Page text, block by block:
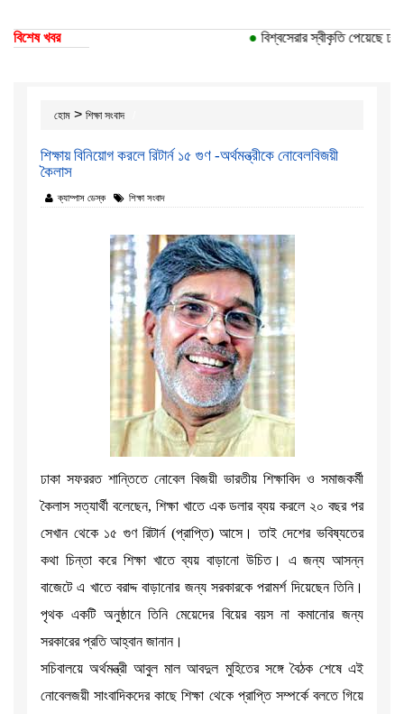
বিশেষ খবর বিশ্বসেরার স্বীকৃতি পেয়েছে ঢাকা
হোম > শিক্ষা সংবাদ
শিক্ষায় বিনিয়োগ করলে রিটার্ন ১৫ গুণ -অর্থমন্ত্রীকে নোবেলবিজয়ী
কৈলাস
ক্যাম্পাস ডেস্ক শিক্ষা সংবাদ
ঢাকা সফররত শান্তিতে নোবেল বিজয়ী ভারতীয় শিক্ষাবিদ ও সমাজকর্মী
কৈলাস সত্যার্থী বলেছেন, শিক্ষা খাতে এক ডলার ব্যয় করলে ২০ বছর পর
সেখান থেকে ১৫ গুণ রিটার্ন (প্রাপ্তি) আসে। তাই দেশের ভবিষ্যতের
কথা চিন্তা করে শিক্ষা খাতে ব্যয় বাড়ানো উচিত। এ জন্য আসন্ন
বাজেটে এ খাতে বরাদ্দ বাড়ানোর জন্য সরকারকে পরামর্শ দিয়েছেন তিনি।
পৃথক একটি অনুষ্ঠানে তিনি মেয়েদের বিয়ের বয়স না কমানোর জন্য
সরকারের প্রতি আহ্বান জানান।
সচিবালয়ে অর্থমন্ত্রী আবুল মাল আবদুল মুহিতের সঙ্গে বৈঠক শেষে এই
নোবেলজয়ী সাংবাদিকদের কাছে শিক্ষা থেকে প্রাপ্তি সম্পর্কে বলতে গিয়ে